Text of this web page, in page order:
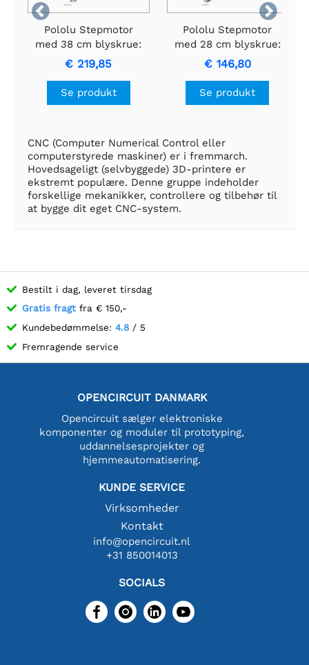


Pololu Stepmotor
med 38 cm blyskrue:
Bipolær, 200
trin/omdrejninger,
42×38 mm, 2,8V, 1,7
A/fase
€ 219,85
Se produkt
Pololu Stepmotor
med 28 cm blyskrue:
Bipolær, 200
trin/omdrejninger,
42×38 mm, 2,8V, 1,7
A/fase
€ 146,80
Se produkt
CNC (Computer Numerical Control eller
computerstyrede maskiner) er i fremmarch.
Hovedsageligt (selvbyggede) 3D-printere er
ekstremt populære. Denne gruppe indeholder
forskellige mekanikker, controllere og tilbehør til
at bygge dit eget CNC-system.
Bestilt i dag, leveret tirsdag
Gratis fragt fra € 150,-
Kundebedømmelse: 4.8 / 5
Fremragende service
OPENCIRCUIT DANMARK
Opencircuit sælger elektroniske
komponenter og moduler til prototyping,
uddannelsesprojekter og
hjemmeautomatisering.
KUNDE SERVICE
Virksomheder
Kontakt
info@opencircuit.nl
+31 850014013
SOCIALS